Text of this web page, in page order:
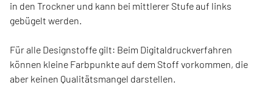
in den Trockner und kann bei mittlerer Stufe auf links
gebügelt werden.
Für alle Designstoffe gilt: Beim Digitaldruckverfahren
können kleine Farbpunkte auf dem Stoff vorkommen, die
aber keinen Qualitätsmangel darstellen.